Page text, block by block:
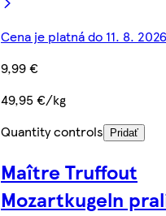
Cena je platná do 11. 8. 2026
9,99 €
49,95 €/kg
Quantity controls
Pridať
Maître Truffout
Mozartkugeln